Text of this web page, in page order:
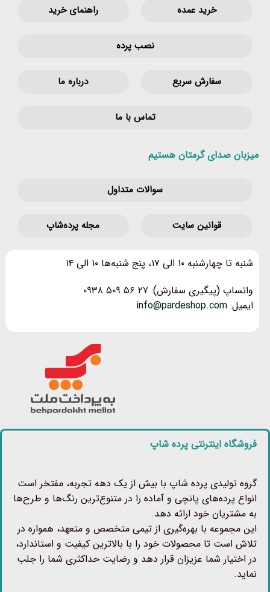
خرید عمده راهنمای خرید
نصب پرده
سفارش سریع درباره ما
تماس با ما
میزبان صدای گرمتان هستیم
سوالات متداول
قوانین‌ سایت مجله پرده‌شاپ
شنبه تا چهارشنبه ۱۰ الی ۱۷، پنج شنبه‌ها ۱۰ الی ۱۴
واتساپ (پیگیری سفارش): ۲۷ ۵۶ ۵۰۹ ۰۹۳۸
ایمیل: info@pardeshop.com
فروشگاه اینترنتی پرده شاپ
گروه تولیدی پرده شاپ با بیش از یک دهه تجربه، مفتخر است
انواع پرده‌های پانچی و آماده را در متنوع‌ترین رنگ‌ها و طرح‌ها
به مشتریان خود ارائه دهد.
این مجموعه با بهره‌گیری از تیمی متخصص و متعهد، همواره در
تلاش است تا محصولات خود را با بالاترین کیفیت و استاندارد،
در اختیار شما عزیزان قرار دهد و رضایت حداکثری شما را جلب
نماید.